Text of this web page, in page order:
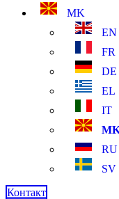
MK
EN
FR
DE
EL
IT
RU
SV
Контакт